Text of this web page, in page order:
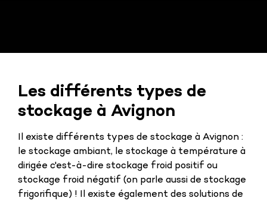
Les différents types de
stockage à Avignon
Il existe différents types de stockage à Avignon :
le stockage ambiant, le stockage à température à
dirigée c'est-à-dire stockage froid positif ou
stockage froid négatif (on parle aussi de stockage
frigorifique) ! Il existe également des solutions de